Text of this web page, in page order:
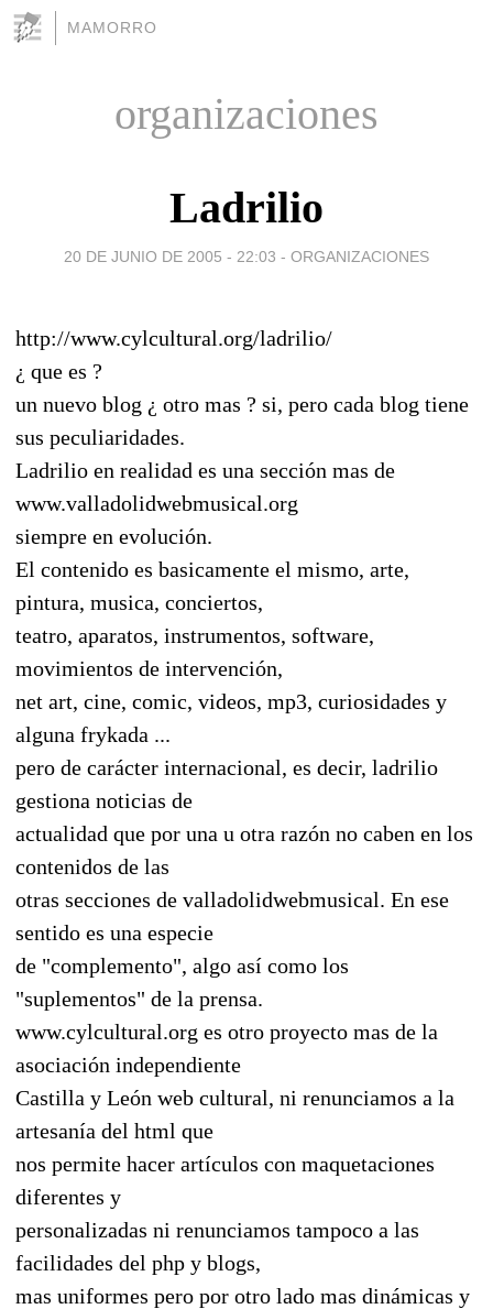
MAMORRO
organizaciones
Ladrilio
20 DE JUNIO DE 2005 - 22:03 - ORGANIZACIONES
http://www.cylcultural.org/ladrilio/
¿ que es ?
un nuevo blog ¿ otro mas ? si, pero cada blog tiene
sus peculiaridades.
Ladrilio en realidad es una sección mas de
www.valladolidwebmusical.org
siempre en evolución.
El contenido es basicamente el mismo, arte,
pintura, musica, conciertos,
teatro, aparatos, instrumentos, software,
movimientos de intervención,
net art, cine, comic, videos, mp3, curiosidades y
alguna frykada ...
pero de carácter internacional, es decir, ladrilio
gestiona noticias de
actualidad que por una u otra razón no caben en los
contenidos de las
otras secciones de valladolidwebmusical. En ese
sentido es una especie
de "complemento", algo así como los
"suplementos" de la prensa.
www.cylcultural.org es otro proyecto mas de la
asociación independiente
Castilla y León web cultural, ni renunciamos a la
artesanía del html que
nos permite hacer artículos con maquetaciones
diferentes y
personalizadas ni renunciamos tampoco a las
facilidades del php y blogs,
mas uniformes pero por otro lado mas dinámicas y